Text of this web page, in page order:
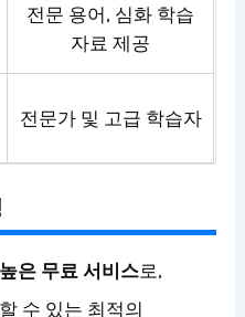
전문 용어, 심화 학습
자료 제공
전문가 및 고급 학습자
은 무료 서비스로,
수 있는 최적의